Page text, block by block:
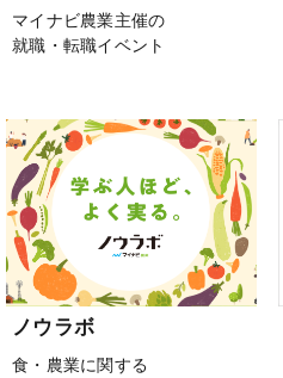
マイナビ農業主催の
就職・転職イベント
ノウラボ
食・農業に関する